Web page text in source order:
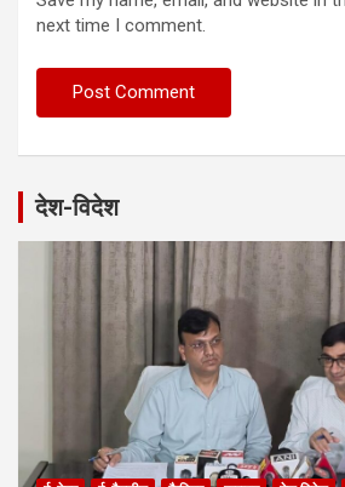
next time I comment.
देश-विदेश